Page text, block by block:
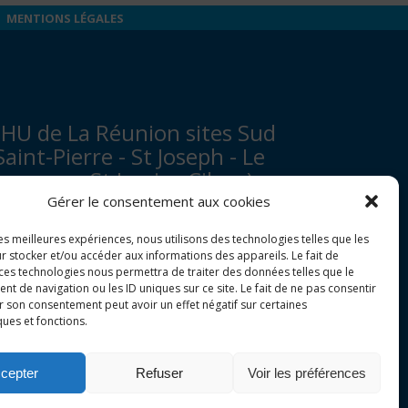
Gérer le consentement aux cookies
meilleures expériences, nous utilisons des technologies telles que les
stocker et/ou accéder aux informations des appareils. Le fait de
technologies nous permettra de traiter des données telles que le
de navigation ou les ID uniques sur ce site. Le fait de ne pas consentir
son consentement peut avoir un effet négatif sur certaines
et fonctions.
Refuser Voir les préférences
MENTIONS LÉGALES
de La Réunion sites Sud
Pierre - St Joseph - Le
- St Louis - Cilaos)
350
Saint-Pierre Cedex
:0262 35 90 00
admissions :
de direction des sites :
:direction.ghsr@chu-reunion.fr